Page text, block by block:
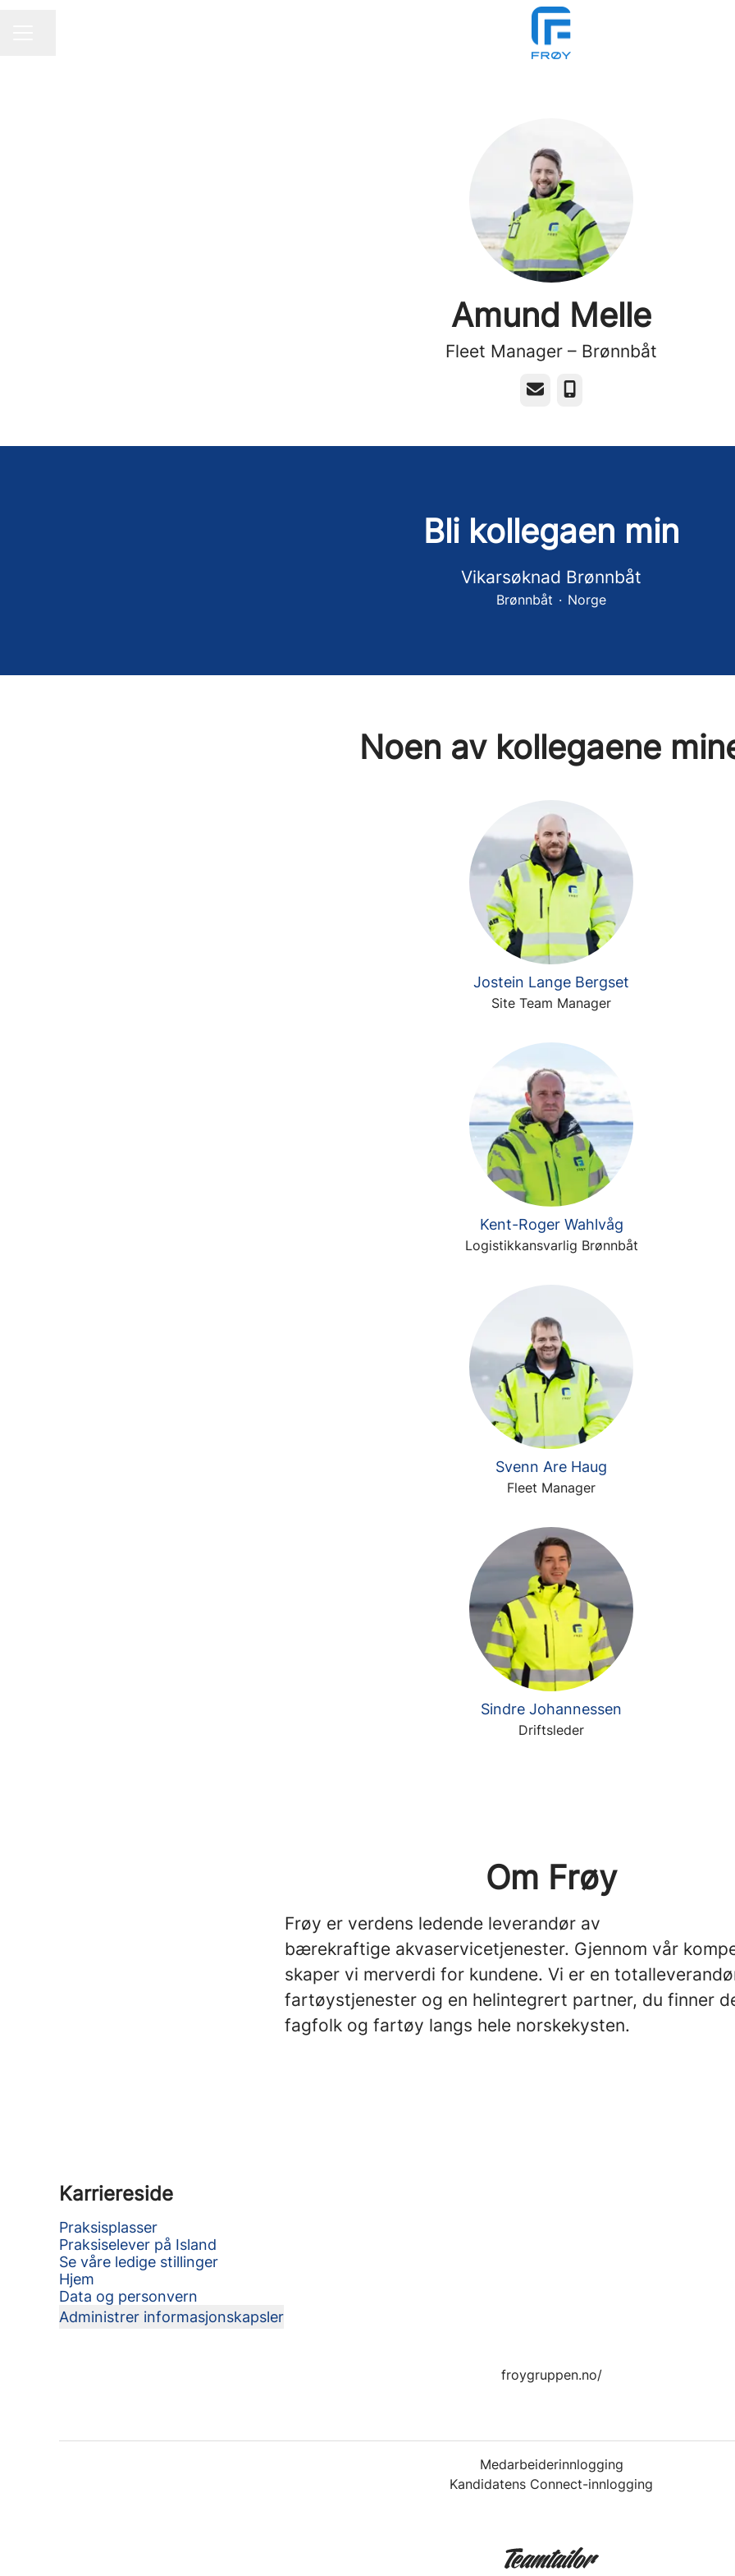
Amund Melle
Fleet Manager – Brønnbåt
E-postTelefonnummer
Bli kollegaen min
Vikarsøknad Brønnbåt
Brønnbåt · Norge
Noen av kollegaene
Jostein Lange Bergset
Site Team Manager
Kent-Roger Wahlvåg
Logistikkansvarlig Brønnbåt
Svenn Are Haug
Fleet Manager
Sindre Johannessen
Driftsleder
Om Frøy
Frøy er verdens ledende leverandør av
bærekraftige akvaservicetjenester. Gjennom vår
skaper vi merverdi for kundene. Vi er en
fartøystjenester og en helintegrert partner, du finner
fagfolk og fartøy langs hele norskekysten.
Karriereside
Praksisplasser
Praksiselever på Island
Se våre ledige stillinger
Hjem
Data og personvern
Administrer informasjonskapsler
froygruppen.no/
Medarbeiderinnlogging
Kandidatens Connect-innlogging